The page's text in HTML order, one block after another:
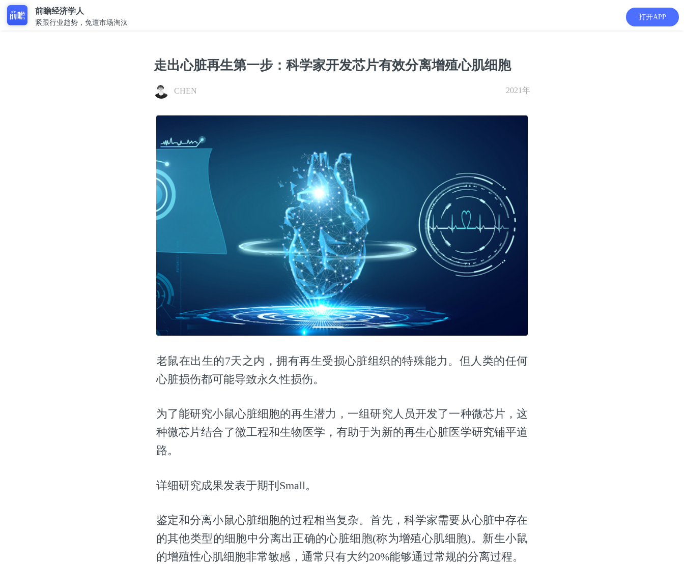
前瞻经济学人
紧跟行业趋势，免遭市场淘汰
打开APP
走出心脏再生第一步：科学家开发芯片有效分离增殖心肌细胞
CHEN 2021年
老鼠在出生的7天之内，拥有再生受损心脏组织的特殊能力。但人类的任何
心脏损伤都可能导致永久性损伤。
为了能研究小鼠心脏细胞的再生潜力，一组研究人员开发了一种微芯片，这
种微芯片结合了微工程和生物医学，有助于为新的再生心脏医学研究铺平道
路。
详细研究成果发表于期刊Small。
鉴定和分离小鼠心脏细胞的过程相当复杂。首先，科学家需要从心脏中存在
的其他类型的细胞中分离出正确的心脏细胞(称为增殖心肌细胞)。新生小鼠
的增殖性心肌细胞非常敏感，通常只有大约20%能够通过常规的分离过程。